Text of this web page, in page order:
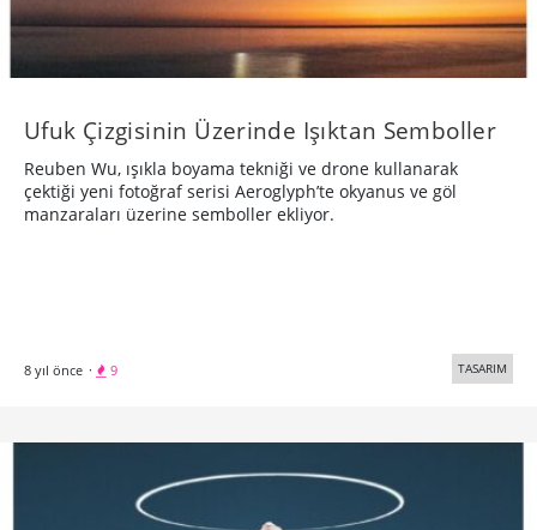
Ufuk Çizgisinin Üzerinde Işıktan Semboller
Reuben Wu, ışıkla boyama tekniği ve drone kullanarak
çektiği yeni fotoğraf serisi Aeroglyph’te okyanus ve göl
manzaraları üzerine semboller ekliyor.
8 yıl önce · 9 TASARIM